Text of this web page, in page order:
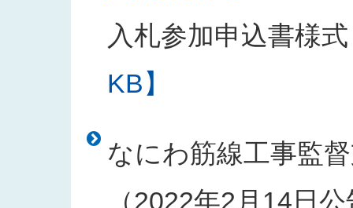
入札参加申込書様式
KB】
なにわ筋線工事監
（2022年2月14日